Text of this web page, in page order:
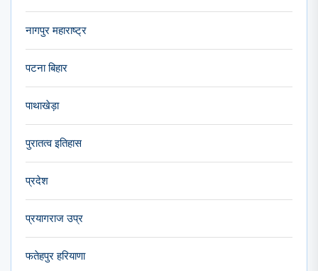
नागपुर महाराष्ट्र
पटना बिहार
पाथाखेड़ा
पुरातत्व इतिहास
प्रदेश
प्रयागराज उप्र
फतेहपुर हरियाणा